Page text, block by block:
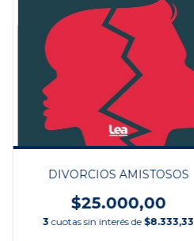
DIVORCIOS AMISTOSOS
$25.000,00
3 cuotas sin interés de $8.333,33